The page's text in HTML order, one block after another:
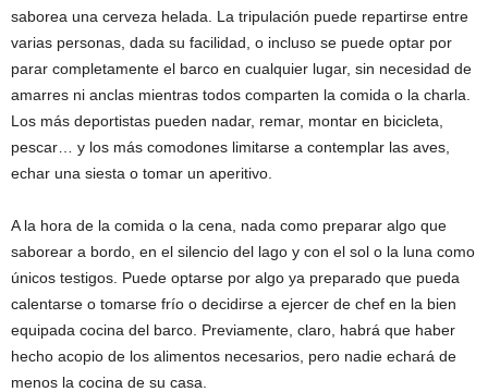
saborea una cerveza helada. La tripulación puede repartirse entre
varias personas, dada su facilidad, o incluso se puede optar por
parar completamente el barco en cualquier lugar, sin necesidad de
amarres ni anclas mientras todos comparten la comida o la charla.
Los más deportistas pueden nadar, remar, montar en bicicleta,
pescar… y los más comodones limitarse a contemplar las aves,
echar una siesta o tomar un aperitivo.
A la hora de la comida o la cena, nada como preparar algo que
saborear a bordo, en el silencio del lago y con el sol o la luna como
únicos testigos. Puede optarse por algo ya preparado que pueda
calentarse o tomarse frío o decidirse a ejercer de chef en la bien
equipada cocina del barco. Previamente, claro, habrá que haber
hecho acopio de los alimentos necesarios, pero nadie echará de
menos la cocina de su casa.